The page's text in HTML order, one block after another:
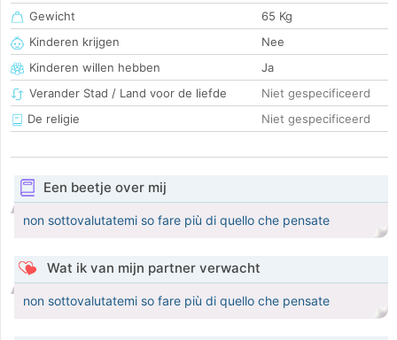
Gewicht
65 Kg
Kinderen krijgen
Nee
Kinderen willen hebben
Ja
Verander Stad / Land voor de liefde
Niet gespecificeerd
De religie
Niet gespecificeerd
Een beetje over mij
non sottovalutatemi so fare più di quello che pensate
Wat ik van mijn partner verwacht
non sottovalutatemi so fare più di quello che pensate